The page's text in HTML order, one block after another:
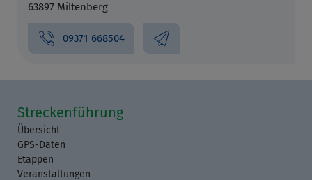
63897 Miltenberg
09371 668504
Streckenführung
Übersicht
GPS-Daten
Etappen
Veranstaltungen